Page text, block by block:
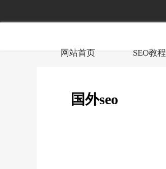
网站首页 SEO教程
国外seo